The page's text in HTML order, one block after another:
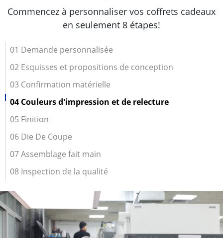
Commencez à personnaliser vos coffrets cadeaux
en seulement 8 étapes!
01 Demande personnalisée
02 Esquisses et propositions de conception
03 Confirmation matérielle
04 Couleurs d'impression et de relecture
05 Finition
06 Die De Coupe
07 Assemblage fait main
08 Inspection de la qualité